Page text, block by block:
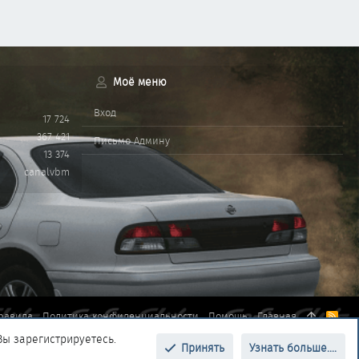
17 724
367 421
13 374
canalvbm
Моё меню
Вход
Письмо Админу
Политика конфиденциальности Помощь Главная
R
зарегистрируетесь.
Принять Узнать больше....